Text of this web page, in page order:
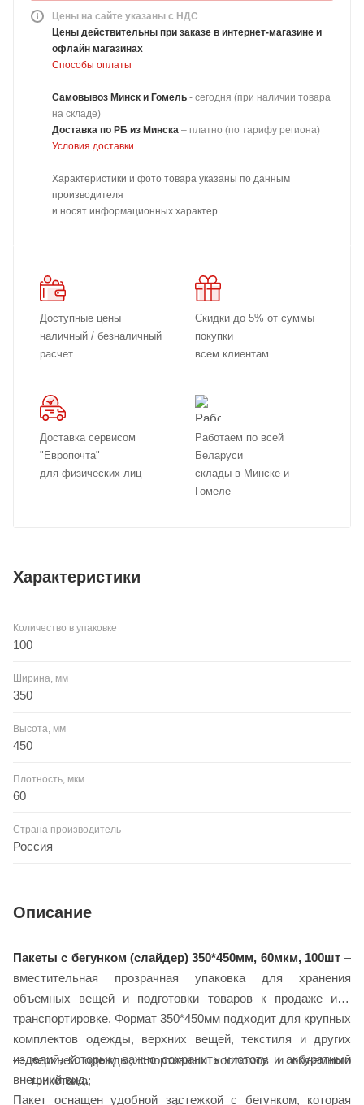
Цены на сайте указаны с НДС
Цены действительны при заказе в интернет-магазине и
офлайн магазинах
Способы оплаты
Самовывоз Минск и Гомель - сегодня (при наличии товара
на складе)
Доставка по РБ из Минска – платно (по тарифу региона)
Условия доставки
Характеристики и фото товара указаны по данным
производителя
и носят информационных характер
Доступные цены
наличный / безналичный
расчет
Скидки до 5% от суммы
покупки
всем клиентам
Доставка сервисом
"Европочта"
для физических лиц
Работаем по всей
Беларуси
склады в Минске и
Гомеле
Характеристики
Количество в упаковке
100
Ширина, мм
350
Высота, мм
450
Плотность, мкм
60
Страна производитель
Россия
Описание
Пакеты с бегунком (слайдер) 350*450мм, 60мкм, 100шт –
вместительная прозрачная упаковка для хранения
объемных вещей и подготовки товаров к продаже или
транспортировке. Формат 350*450мм подходит для крупных
комплектов одежды, верхних вещей, текстиля и других
изделий, которым важно сохранить чистоту и аккуратный
внешний вид.
Пакет оснащен удобной застежкой с бегунком, которая
верхней одежды, спортивных костюмов и объемного
трикотажа;